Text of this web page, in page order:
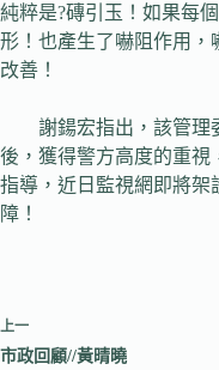
純粹是?磚引玉！如果每
形！也產生了嚇阻作用，
改善！
謝鍚宏指出，該管理
後，獲得警方高度的重視
指導，近日監視網即將架
障！
上一
市政回顧//黃晴曉